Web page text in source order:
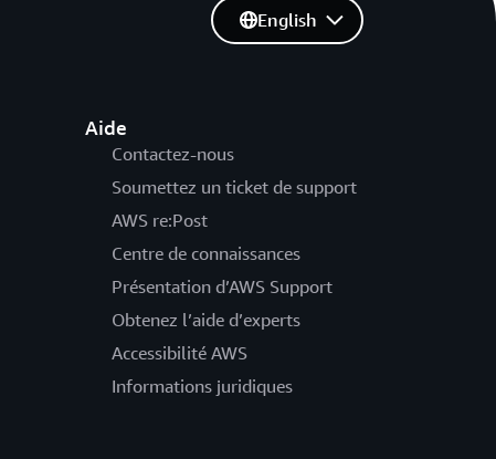
Aide
Contactez-nous
Soumettez un ticket de support
AWS re:Post
Centre de connaissances
Présentation d’AWS Support
Obtenez l’aide d’experts
Accessibilité AWS
Informations juridiques
English